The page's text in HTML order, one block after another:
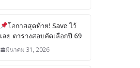
โอกาสสุดท้าย! Save ไว้
เลย ตารางสอบคัดเลือกปี 69
มีนาคม 31, 2026